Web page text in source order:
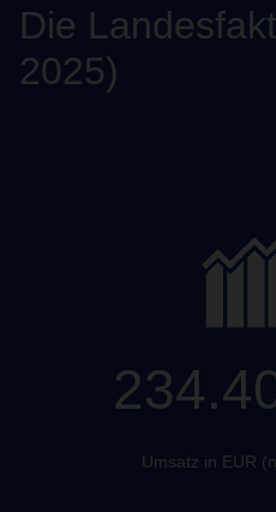
Die
2025)
Umsatz in EUR